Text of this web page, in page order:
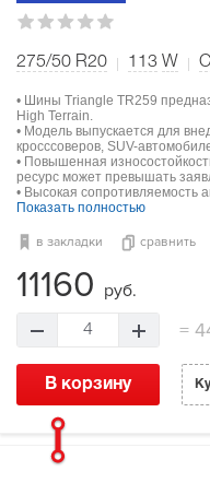
275/50 R20 113 W
• Шины Triangle TR259
High Terrain.
• Модель выпускается для
кросссоверов, SUV-
• Повышенная
ресурс может превышать
• Высокая сопротивляемость
Показать полностью
в закладки сравнить
11160 руб.
4 =
В корзину